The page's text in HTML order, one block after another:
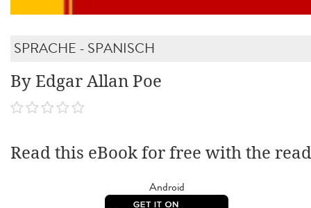
SPRACHE - SPANISCH
By Edgar Allan Poe
Read this eBook for free with the
Android